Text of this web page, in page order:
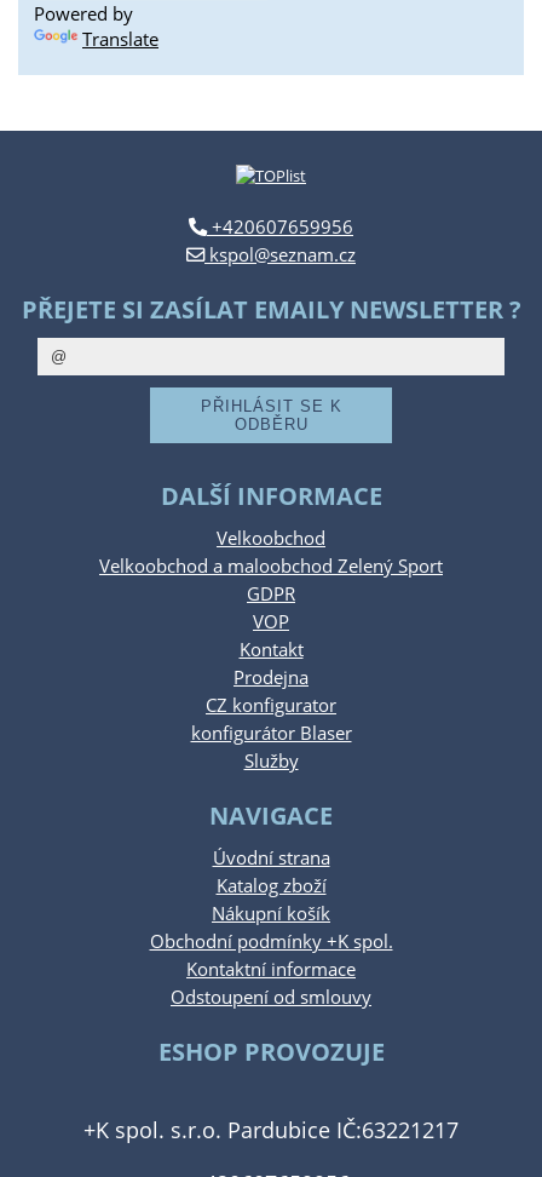
Powered by
Translate
+420607659956
kspol@seznam.cz
PŘEJETE SI ZASÍLAT EMAILY NEWSLETTER ?
DALŠÍ INFORMACE
Velkoobchod
Velkoobchod a maloobchod Zelený Sport
GDPR
VOP
Kontakt
Prodejna
CZ konfigurator
konfigurátor Blaser
Služby
NAVIGACE
Úvodní strana
Katalog zboží
Nákupní košík
Obchodní podmínky +K spol.
Kontaktní informace
Odstoupení od smlouvy
ESHOP PROVOZUJE
+K spol. s.r.o. Pardubice IČ:63221217